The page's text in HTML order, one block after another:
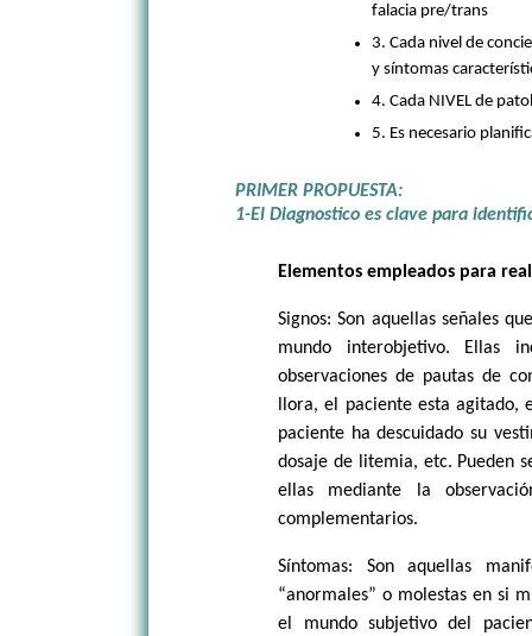
falacia pre/trans
3. Cada nivel de
y síntomas
4. Cada NIVEL de
5. Es necesario
PRIMER PROPUESTA:
1-El Diagnostico es clave para
Elementos empleados para
Signos: Son aquellas señales
mundo interobjetivo. Ellas
observaciones de pautas de
llora, el paciente esta agitado,
paciente ha descuidado su
dosaje de litemia, etc. Pueden
ellas mediante la
complementarios.
Síntomas: Son aquellas
“anormales” o molestas en si
el mundo subjetivo del